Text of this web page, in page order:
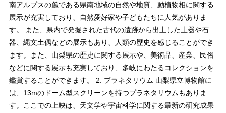
南アルプスの麓である県南地域の自然や地質、動植物相に関する
展示が充実しており、自然愛好家や子どもたちに人気がありま
す。 また、県内で発掘された古代の遺跡から出土した土器や石
器、縄文土偶などの展示もあり、人類の歴史を感じることができ
ます。また、山梨県の歴史に関する展示や、美術品、産業、民俗
などに関する展示も充実しており、多岐にわたるコレクションを
鑑賞することができます。 2. プラネタリウム 山梨県立博物館に
は、13mのドーム型スクリーンを持つプラネタリウムもありま
す。ここでの上映は、天文学や宇宙科学に関する最新の研究成果